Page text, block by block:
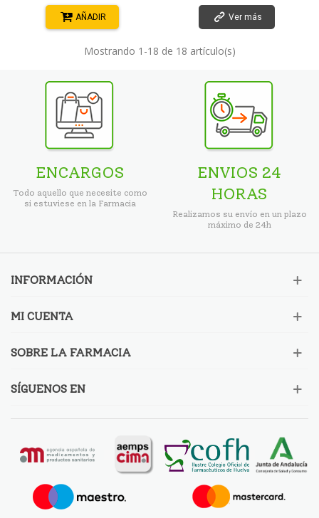
AÑADIR Ver más
Mostrando 1 -18 de 18 artículo(s)
ENCARGOS
Todo aquello que necesite como
si estuviese en la Farmacia
ENVIOS 24
HORAS
Realizamos su envío en un plazo
máximo de 24h
INFORMACIÓN
MI CUENTA
SOBRE LA FARMACIA
SÍGUENOS EN